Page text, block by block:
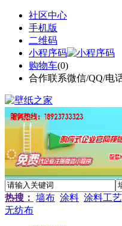
社区中心
手机版
二维码
小程序码
购物车(0)
合作联系微信/QQ/电
热搜： 墙布 涂料 涂料工艺
无纺布